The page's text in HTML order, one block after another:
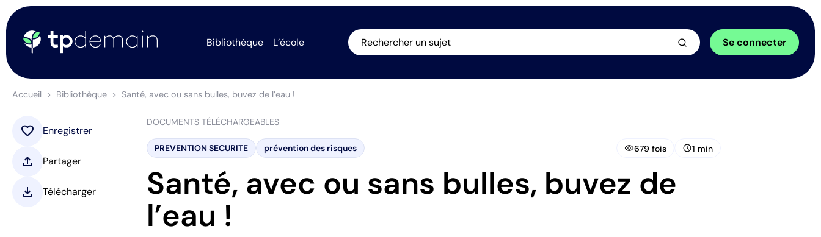
Bibliothèque L’école Rechercher un sujet Se connecter
Accueil Bibliothèque Santé, avec ou sans bulles, buvez de l’eau !
DOCUMENTS TÉLÉCHARGEABLES
PREVENTION SECURITE prévention des risques visibility679 fois schedule1 min
Santé, avec ou sans bulles, buvez de
l’eau !
favorite Enregistrer
upload Partager
download Télécharger
arrow_forward